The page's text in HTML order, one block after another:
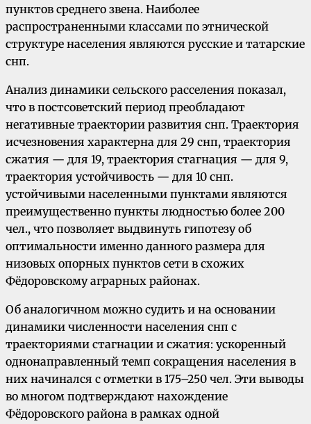
пунктов среднего звена. Наиболее
распространенными классами по этнической
структуре населения являются русские и татарские
снп.
Анализ динамики сельского расселения показал,
что в постсоветский период преобладают
негативные траектории развития снп. Траектория
исчезновения характерна для 29 снп, траектория
сжатия — для 19, траектория стагнация — для 9,
траектория устойчивость — для 10 снп.
устойчивыми населенными пунктами являются
преимущественно пункты людностью более 200
чел., что позволяет выдвинуть гипотезу об
оптимальности именно данного размера для
низовых опорных пунктов сети в схожих
Фёдоровскому аграрных районах.
Об аналогичном можно судить и на основании
динамики численности населения снп с
траекториями стагнации и сжатия: ускоренный
однонаправленный темп сокращения населения в
них начинался с отметки в 175–250 чел. Эти выводы
во многом подтверждают нахождение
Фёдоровского района в рамках одной